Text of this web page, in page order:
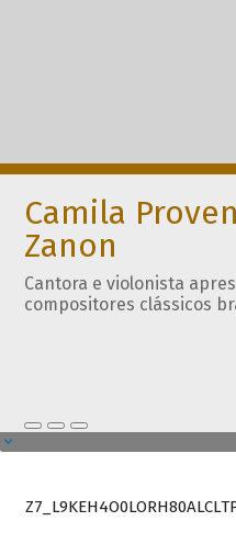
Camila
Zanon
Cantora e violonista
compositores clássicos